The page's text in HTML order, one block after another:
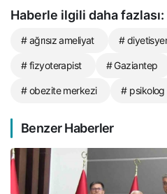
Haberle ilgili daha fazlası:
# ağrısız ameliyat #
# fizyoterapist # Gaziantep
# obezite merkezi # psikolog
Benzer Haberler